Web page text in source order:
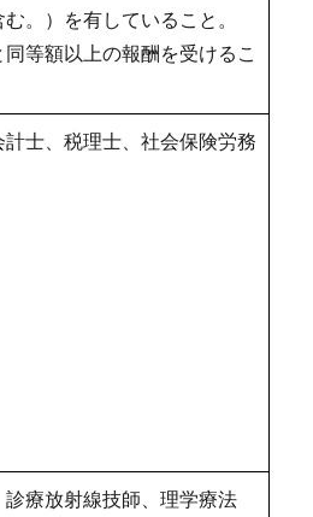
。）を有していること。
等額以上の報酬を受けるこ
士、税理士、社会保険労務
療放射線技師、理学療法